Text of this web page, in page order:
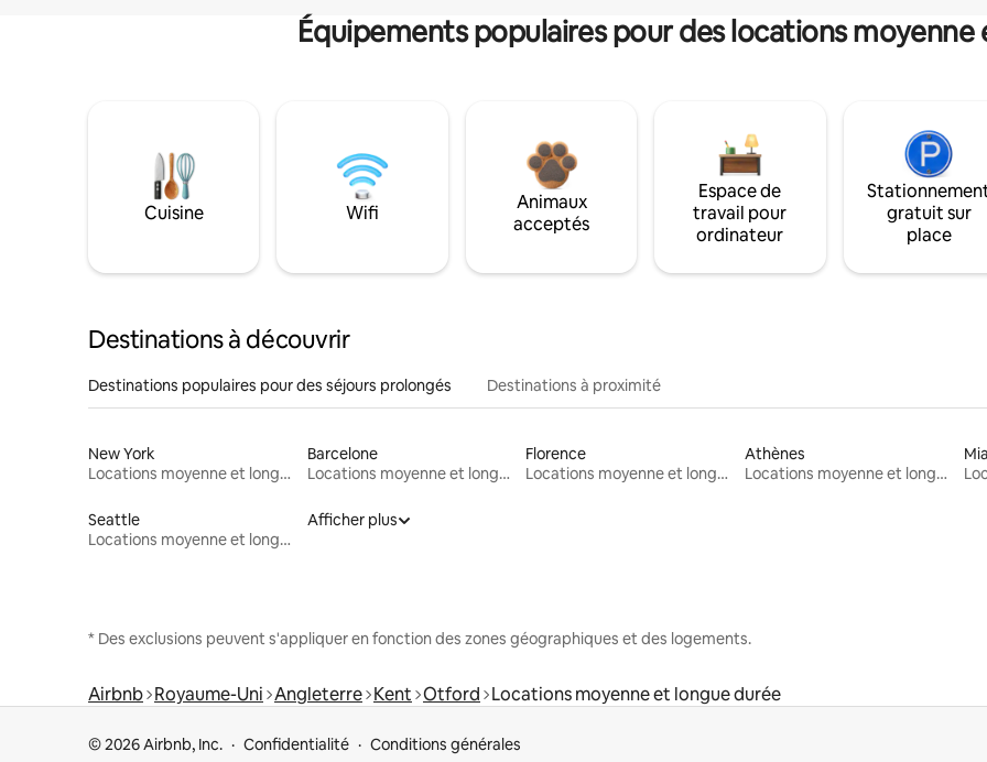
Équipements populaires pour des locations
Cuisine Wifi
Animaux
acceptés
Espace de
travail pour
ordinateur
gratuit sur
place
Destinations à découvrir
Destinations populaires pour des séjours prolongés Destinations à proximité
New York
Locations moyenne et longue durée
Barcelone
Locations moyenne et longue durée
Florence
Locations moyenne et longue durée
Athènes
Locations moyenne et longue durée
Seattle
Locations moyenne et longue durée
Afficher plus
* Des exclusions peuvent s'appliquer en fonction des zones géographiques et des logements.
Airbnb Royaume-Uni Angleterre Kent Otford Locations moyenne et longue durée
© 2026 Airbnb, Inc. Confidentialité Conditions générales